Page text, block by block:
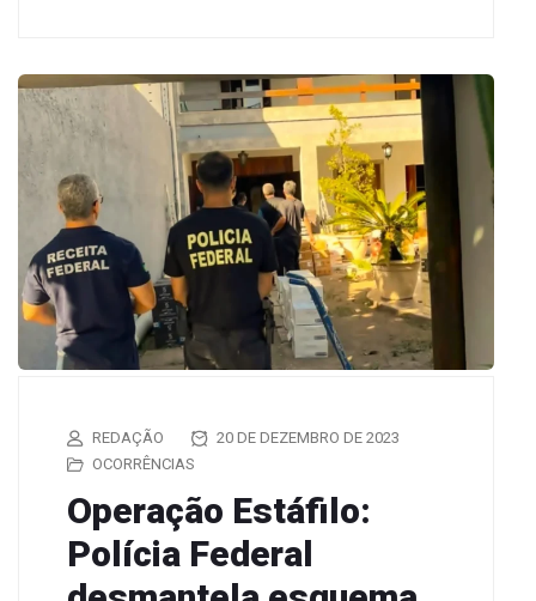
REDAÇÃO
20 DE DEZEMBRO DE 2023
OCORRÊNCIAS
Operação Estáfilo:
Polícia Federal